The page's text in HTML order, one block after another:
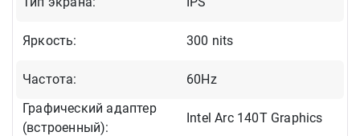
Яркость: 300 nits
Частота:
60Hz
Графический адаптер
(встроенный):
Intel Arc 140T Graphics